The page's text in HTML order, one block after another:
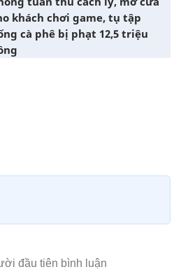
khách chơi game, tụ tập
cà phê bị phạt 12,5 triệu